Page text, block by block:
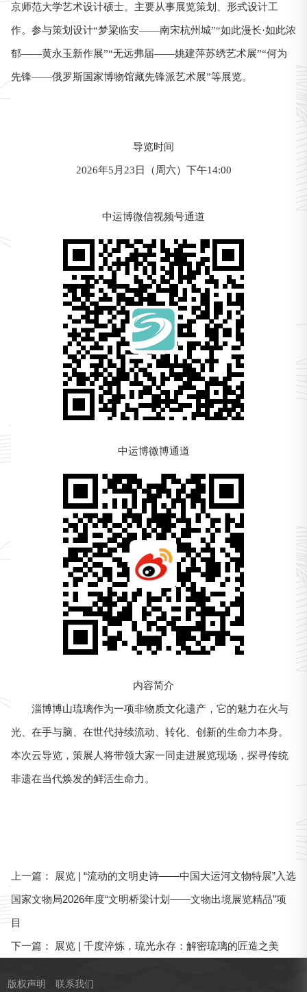
京师范大学艺术设计硕士。主要从事展览策划、形式设计工
作。参与策划设计“梦粱临安——南宋杭州城”“如此漫长·如此浓
郁——黄永玉新作展”“无远弗届——姚建萍苏绣艺术展”“何为
先锋——俄罗斯国家博物馆藏先锋派艺术展”等展览。
导览时间
2026年5月23日（周六）下午14:00
中运博微信视频号通道
中运博微博通道
内容简介
淄博博山琉璃作为一项非物质文化遗产，它的魅力在火与
光、在手与脑、在世代持续流动、转化、创新的生命力本身。
本次云导览，策展人将带领大家一同走进展览现场，探寻传统
非遗在当代焕发的鲜活生命力。
上一篇：
展览 | “流动的文明史诗——中国大运河文物特展”入选
国家文物局2026年度“文明桥梁计划——文物出境展览精品”项
目
下一篇： 展览 | 千度淬炼，琉光永存：解密琉璃的匠造之美
版权声明 联系我们